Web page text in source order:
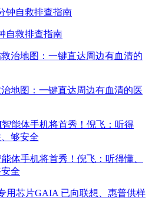
自救排查指南
地图：一键直达周边有血清的医
体手机将首秀！倪飞：听得懂、
全